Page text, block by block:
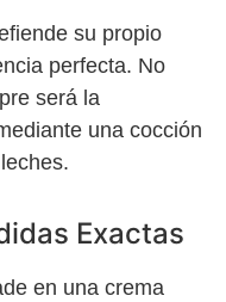
su propio
perfecta. No
será la
una cocción
Exactas
en una crema